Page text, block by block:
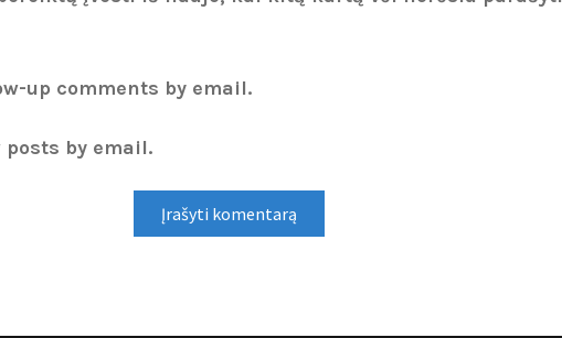
up comments by email.
posts by email.